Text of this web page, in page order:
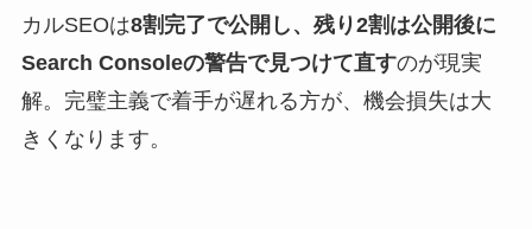
カルSEOは8割完了で公開し、残り2割は公開後に
Search Consoleの警告で見つけて直すのが現実
解。完璧主義で着手が遅れる方が、機会損失は大
きくなります。